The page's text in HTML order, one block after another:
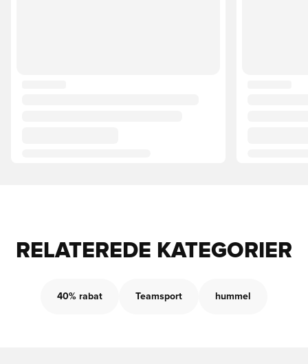
RELATEREDE KATEGORIER
40% rabat Teamsport hummel